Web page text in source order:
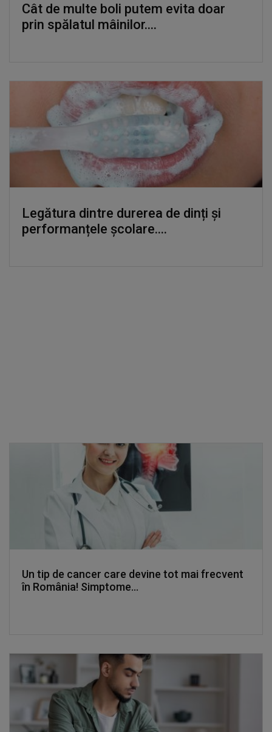
Cât de multe boli putem evita doar
prin spălatul mâinilor....
Legătura dintre durerea de dinți și
performanțele școlare....
Un tip de cancer care devine tot mai frecvent
în România! Simptome...